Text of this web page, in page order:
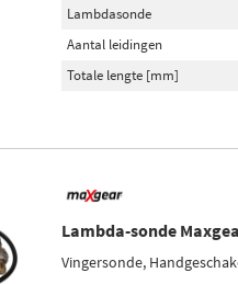
Lambdasonde
Aantal leidingen
Totale lengte [mm]
Lambda-sonde
Vingersonde,